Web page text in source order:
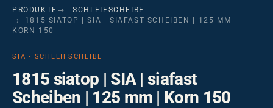
PRODUKTE
SCHLEIFSCHEIBE
1815 SIATOP | SIA | SIAFAST SCHEIBEN | 125 MM |
KORN 150
SIA · SCHLEIFSCHEIBE
1815 siatop | SIA | siafast
Scheiben | 125 mm | Korn 150